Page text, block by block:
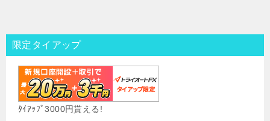
限定タイアップ
ﾀｲｱｯﾌﾟ3000円貰える!